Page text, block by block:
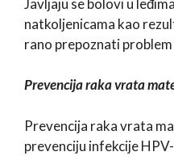
Javljaju se bolovi u
natkoljenicama kao
rano prepoznati
Prevencija raka vrata
Prevencija raka vrata
prevenciju infekcije